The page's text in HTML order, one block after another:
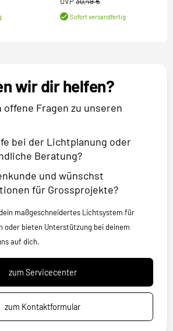
Sofort versandfertig
wir dir helfen?
offene Fragen zu unseren
bei der Lichtplanung oder
Beratung?
und wünschst
für Grossprojekte?
maßgeschneidertes Lichtsystem für
oder bieten Unterstützung bei deinem
auf dich.
zum Servicecenter
zum Kontaktformular